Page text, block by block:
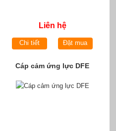
Liên hệ
Chi tiết Đặt mua
Cáp cảm ứng lực DFE